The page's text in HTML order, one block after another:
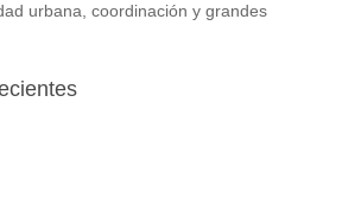
urbana, coordinación y grandes